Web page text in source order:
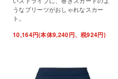
うなプリーツがおしゃれなスカー
ト。
10,164円(本体9,240円、税924円)